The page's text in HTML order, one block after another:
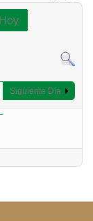
Hoy
Siguiente Día